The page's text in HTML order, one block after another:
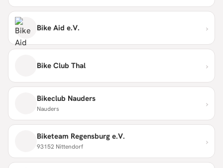
Bike Aid e.V. ›
Bike Club Thal ›
Bikeclub Nauders
Nauders ›
Biketeam Regensburg e.V.
93152 Nittendorf ›